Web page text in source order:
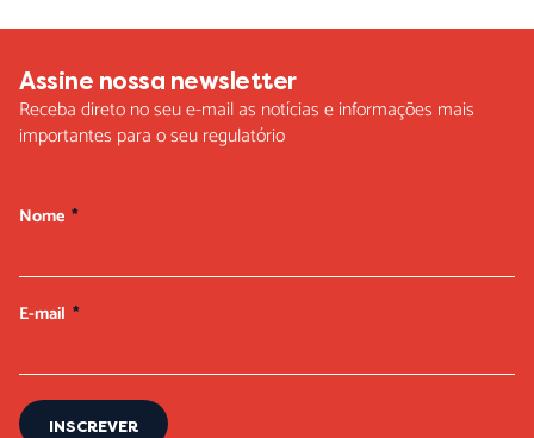
Assine nossa newsletter
Receba direto no seu e-mail as notícias e informações mais
importantes para o seu regulatório
Nome
E-mail
INSCREVER